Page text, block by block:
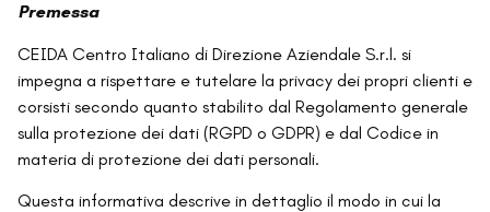
Premessa
CEIDA Centro Italiano di Direzione Aziendale S.r.l. si
impegna a rispettare e tutelare la privacy dei propri clienti e
corsisti secondo quanto stabilito dal Regolamento generale
sulla protezione dei dati (RGPD o GDPR) e dal Codice in
materia di protezione dei dati personali.
Questa informativa descrive in dettaglio il modo in cui la